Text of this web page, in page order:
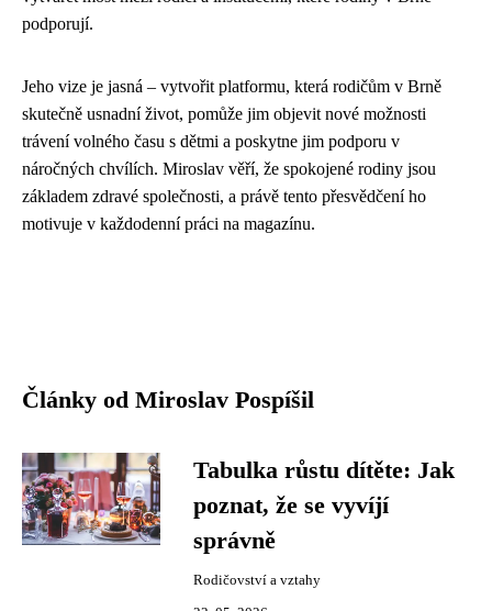
podporují.
Jeho vize je jasná – vytvořit platformu, která rodičům v Brně
skutečně usnadní život, pomůže jim objevit nové možnosti
trávení volného času s dětmi a poskytne jim podporu v
náročných chvílích. Miroslav věří, že spokojené rodiny jsou
základem zdravé společnosti, a právě tento přesvědčení ho
motivuje v každodenní práci na magazínu.
Články od Miroslav Pospíšil
Tabulka růstu dítěte: Jak
poznat, že se vyvíjí
správně
Rodičovství a vztahy